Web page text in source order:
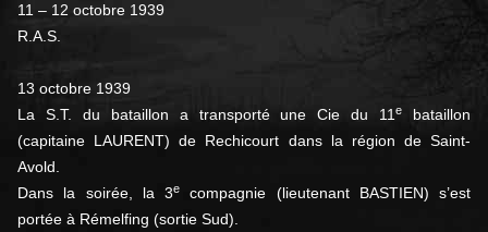
11 – 12 octobre 1939
R.A.S.
13 octobre 1939
La S.T. du bataillon a transporté une Cie du 11e
bataillon
(capitaine LAURENT) de Rechicourt dans la région de Saint-
Avold.
Dans la soirée, la 3e
compagnie (lieutenant BASTIEN) s’est
portée à Rémelfing (sortie Sud).